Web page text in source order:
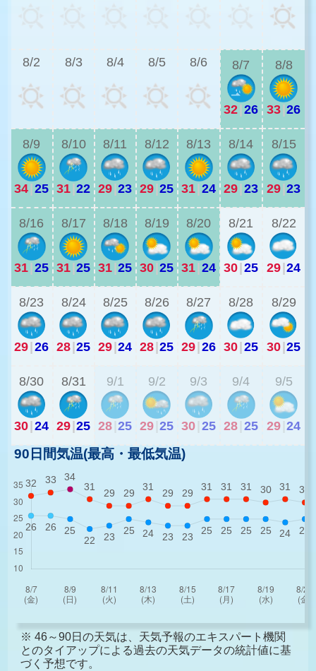
8/2 8/3 8/4 8/5 8/6 8/7
32|26
8/8
33|26
8/9
34|25
8/10
31|22
8/11
29|23
8/12
29|25
8/13
31|24
8/14
29|23
8/15
29|23
8/16
31|25
8/17
31|25
8/18
31|25
8/19
30|25
8/20
31|24
8/21
30|25
8/22
29|24
8/23
29|26
8/24
28|25
8/25
29|24
8/26
28|25
8/27
29|26
8/28
30|25
8/29
30|25
8/30
30|24
8/31
29|25
9/1
28 25
9/2
29 25
9/3
30 25
9/4
28 25
9/5
29 24
90日間気温(最高・最低気温)
※ 46～90日の天気は、天気予報のエキスパート機関
とのタイアップによる過去の天気データの統計値に基
づく予想です。